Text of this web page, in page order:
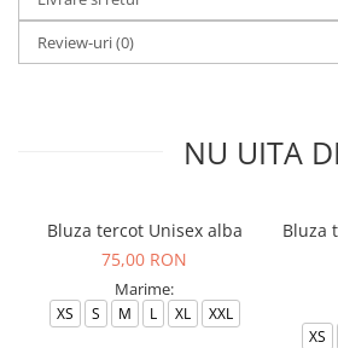
Review-uri(0)
NU UITA
Bluza tercot Unisex alba
75,00 RON
Marime:
XS S M L XL XXL
Bluza
XS